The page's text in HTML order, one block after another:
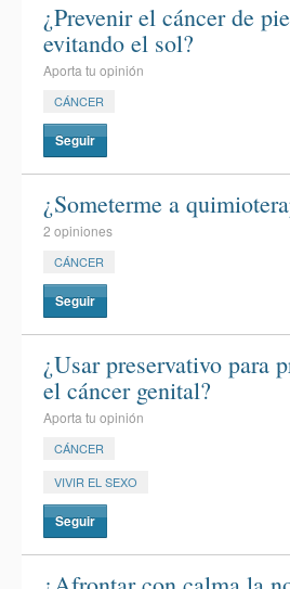
¿Prevenir el cáncer de
evitando el sol?
Aporta tu opinión
CÁNCER
Seguir
¿Someterme a
2 opiniones
CÁNCER
Seguir
¿Usar preservativo para
el cáncer genital?
Aporta tu opinión
CÁNCER
VIVIR EL SEXO
Seguir